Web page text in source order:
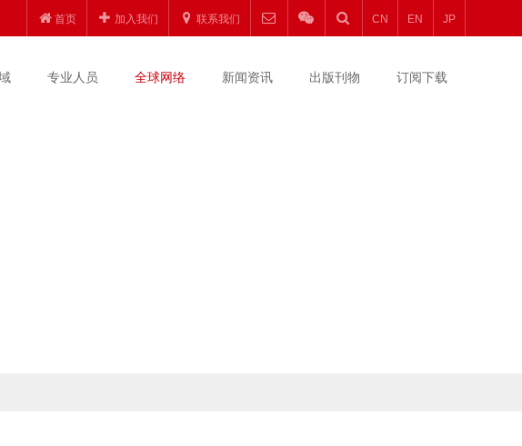
首页 加入我们 联系我们 CN EN JP
专业人员 全球网络 新闻资讯 出版刊物 订阅下载